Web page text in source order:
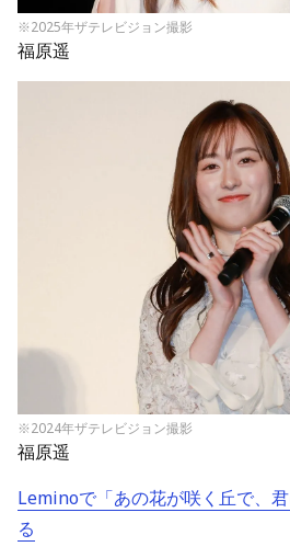
※2025年ザテレビジョン撮影
福原遥
※2024年ザテレビジョン撮影
福原遥
Leminoで「あの花が咲く丘で、
る